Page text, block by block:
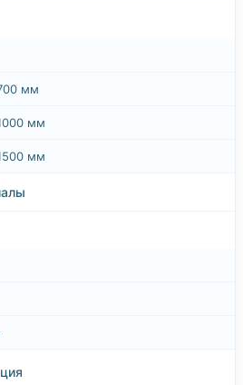
мм
мм
мм